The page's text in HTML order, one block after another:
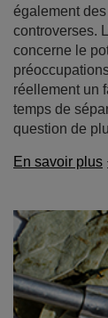
également
controverses.
concerne le
réellement un
temps de
question de
En savoir plus